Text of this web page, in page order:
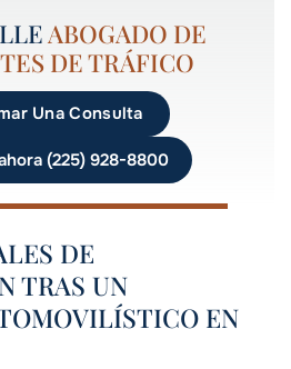
ABOGADO DE
DE TRÁFICO
Una Consulta
(225) 928-8800
DE
TRAS UN
EN